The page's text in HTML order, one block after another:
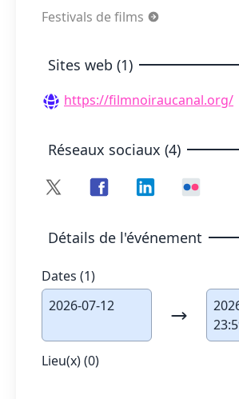
Festivals de films
Sites web (1)
https://filmnoiraucanal.org/
Réseaux sociaux (4)
Détails de l'événement
Dates (1)
2026-07-12
Lieu(x) (0)